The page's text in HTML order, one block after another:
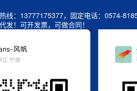
线：13777175377，固定电话：0574-
发！可开发票，可做合同！